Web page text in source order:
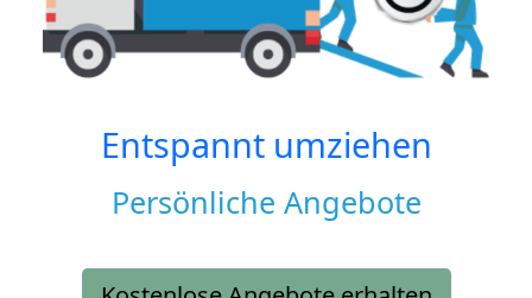
Entspannt umziehen
Persönliche Angebote